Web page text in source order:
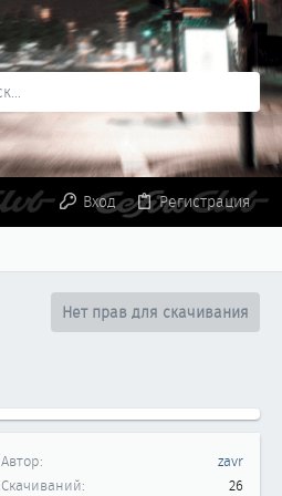
Вход Регистрация
Нет прав для скачивания
Автор
zavr
Скачиваний
26